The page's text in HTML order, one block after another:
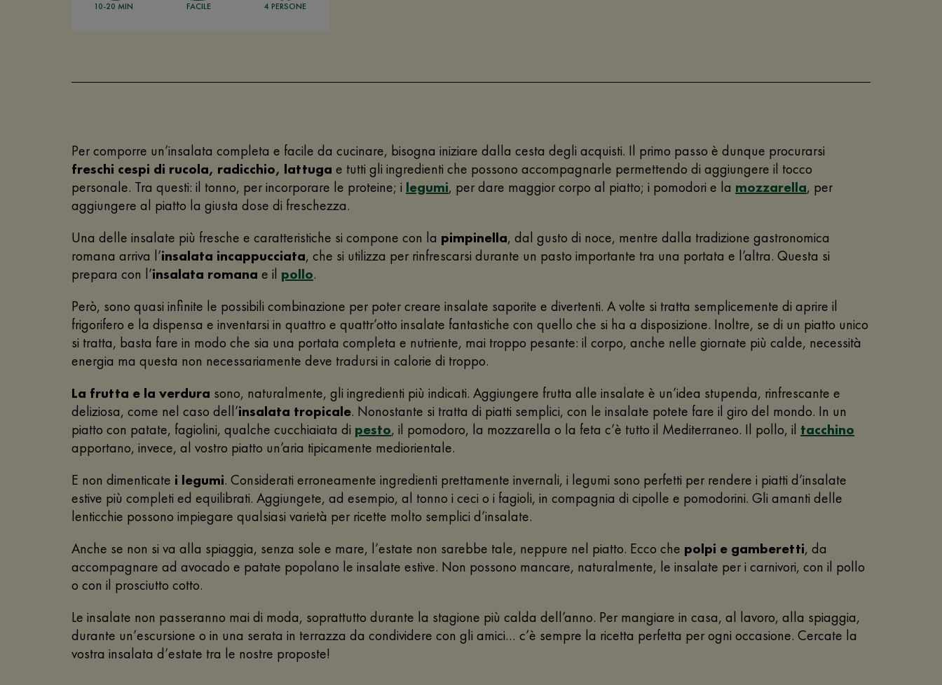
10-20 MIN FACILE 4 PERSONE
Per comporre un’insalata completa e facile da cucinare, bisogna iniziare dalla cesta degli acquisti. Il primo passo è dunque procurarsi
freschi cespi di rucola, radicchio, lattuga e tutti gli ingredienti che possono accompagnarle permettendo di aggiungere il tocco
personale. Tra questi: il tonno, per incorporare le proteine; i legumi, per dare maggior corpo al piatto; i pomodori e la mozzarella, per
aggiungere al piatto la giusta dose di freschezza.
Una delle insalate più fresche e caratteristiche si compone con la pimpinella, dal gusto di noce, mentre dalla tradizione gastronomica
romana arriva l’insalata incappucciata, che si utilizza per rinfrescarsi durante un pasto importante tra una portata e l’altra. Questa si
prepara con l’insalata romana e il pollo.
Però, sono quasi infinite le possibili combinazione per poter creare insalate saporite e divertenti. A volte si tratta semplicemente di aprire il
frigorifero e la dispensa e inventarsi in quattro e quattr’otto insalate fantastiche con quello che si ha a disposizione. Inoltre, se di un piatto unico
si tratta, basta fare in modo che sia una portata completa e nutriente, mai troppo pesante: il corpo, anche nelle giornate più calde, necessità
energia ma questa non necessariamente deve tradursi in calorie di troppo.
La frutta e la verdura sono, naturalmente, gli ingredienti più indicati. Aggiungere frutta alle insalate è un’idea stupenda, rinfrescante e
deliziosa, come nel caso dell’insalata tropicale. Nonostante si tratta di piatti semplici, con le insalate potete fare il giro del mondo. In un
piatto con patate, fagiolini, qualche cucchiaiata di pesto, il pomodoro, la mozzarella o la feta c’è tutto il Mediterraneo. Il pollo, il tacchino
apportano, invece, al vostro piatto un’aria tipicamente mediorientale.
E non dimenticate i legumi. Considerati erroneamente ingredienti prettamente invernali, i legumi sono perfetti per rendere i piatti d’insalate
estive più completi ed equilibrati. Aggiungete, ad esempio, al tonno i ceci o i fagioli, in compagnia di cipolle e pomodorini. Gli amanti delle
lenticchie possono impiegare qualsiasi varietà per ricette molto semplici d’insalate.
Anche se non si va alla spiaggia, senza sole e mare, l’estate non sarebbe tale, neppure nel piatto. Ecco che polpi e gamberetti, da
accompagnare ad avocado e patate popolano le insalate estive. Non possono mancare, naturalmente, le insalate per i carnivori, con il pollo
o con il prosciutto cotto.
Le insalate non passeranno mai di moda, soprattutto durante la stagione più calda dell’anno. Per mangiare in casa, al lavoro, alla spiaggia,
durante un’escursione o in una serata in terrazza da condividere con gli amici… c’è sempre la ricetta perfetta per ogni occasione. Cercate la
vostra insalata d’estate tra le nostre proposte!